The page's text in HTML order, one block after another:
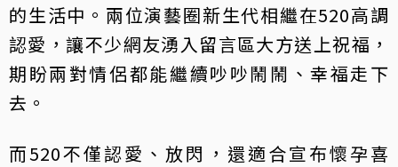
的生活中。兩位演藝圈新生代相繼在520高調
認愛，讓不少網友湧入留言區大方送上祝福，
期盼兩對情侶都能繼續吵吵鬧鬧、幸福走下
去。
而520不僅認愛、放閃，還適合宣布懷孕喜